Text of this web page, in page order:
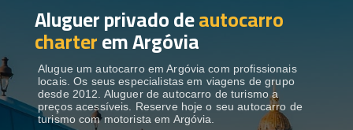
ALUGUER DE AUTOCARROS
DESTINOS
FROTA
Aluguer privado deautocarro
charterem Argóvia
Alugue um autocarro em Argóvia com profissionais
locais. Os seus especialistas em viagens de grupo
desde 2012. Aluguer de autocarro de turismo a
preços acessíveis. Reserve hoje o seu autocarro de
turismo com motorista em Argóvia.